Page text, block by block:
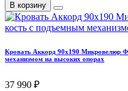
В корзину
Кровать Аккорд 90х190 Микровелюр
механизмом на высоких опорах
37 990 ₽